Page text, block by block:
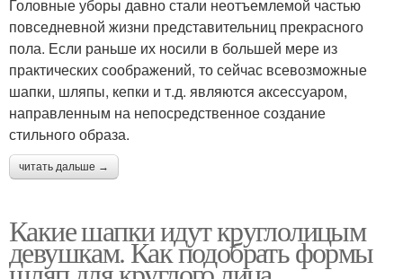
Головные уборы давно стали неотъемлемой частью
повседневной жизни представительниц прекрасного
пола. Если раньше их носили в большей мере из
практических соображений, то сейчас всевозможные
шапки, шляпы, кепки и т.д. являются аксессуаром,
направленным на непосредственное создание
стильного образа.
читать дальше →
Какие шапки идут круглолицым
девушкам. Как подобрать формы